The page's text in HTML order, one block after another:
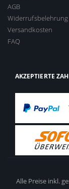
AGB
Widerrufsbelehrung
Versandkosten
FAQ
AKZEPTIERTE
Alle Preise inkl.